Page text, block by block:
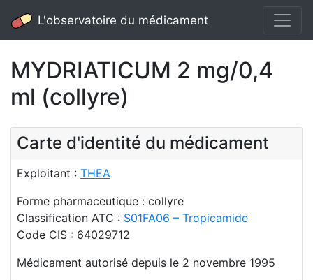
L'observatoire du médicament
MYDRIATICUM 2 mg/0,4
ml (collyre)
Carte d'identité du médicament
Exploitant : THEA
Forme pharmaceutique : collyre
Classification ATC : S01FA06 – Tropicamide
Code CIS : 64029712
Médicament autorisé depuis le 2 novembre 1995